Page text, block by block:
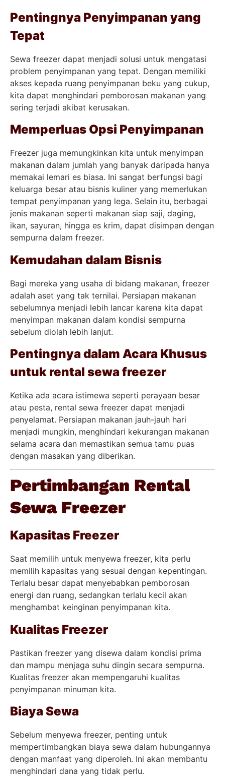
Pentingnya Penyimpanan yang
Tepat
Sewa freezer dapat menjadi solusi untuk mengatasi
problem penyimpanan yang tepat. Dengan memiliki
akses kepada ruang penyimpanan beku yang cukup,
kita dapat menghindari pemborosan makanan yang
sering terjadi akibat kerusakan.
Memperluas Opsi Penyimpanan
Freezer juga memungkinkan kita untuk menyimpan
makanan dalam jumlah yang banyak daripada hanya
memakai lemari es biasa. Ini sangat berfungsi bagi
keluarga besar atau bisnis kuliner yang memerlukan
tempat penyimpanan yang lega. Selain itu, berbagai
jenis makanan seperti makanan siap saji, daging,
ikan, sayuran, hingga es krim, dapat disimpan dengan
sempurna dalam freezer.
Kemudahan dalam Bisnis
Bagi mereka yang usaha di bidang makanan, freezer
adalah aset yang tak ternilai. Persiapan makanan
sebelumnya menjadi lebih lancar karena kita dapat
menyimpan makanan dalam kondisi sempurna
sebelum diolah lebih lanjut.
Pentingnya dalam Acara Khusus
untuk rental sewa freezer
Ketika ada acara istimewa seperti perayaan besar
atau pesta, rental sewa freezer dapat menjadi
penyelamat. Persiapan makanan jauh-jauh hari
menjadi mungkin, menghindari kekurangan makanan
selama acara dan memastikan semua tamu puas
dengan masakan yang diberikan.
Pertimbangan Rental
Sewa Freezer
Kapasitas Freezer
Saat memilih untuk menyewa freezer, kita perlu
memilih kapasitas yang sesuai dengan kepentingan.
Terlalu besar dapat menyebabkan pemborosan
energi dan ruang, sedangkan terlalu kecil akan
menghambat keinginan penyimpanan kita.
Kualitas Freezer
Pastikan freezer yang disewa dalam kondisi prima
dan mampu menjaga suhu dingin secara sempurna.
Kualitas freezer akan mempengaruhi kualitas
penyimpanan minuman kita.
Biaya Sewa
Sebelum menyewa freezer, penting untuk
mempertimbangkan biaya sewa dalam hubungannya
dengan manfaat yang diperoleh. Ini akan membantu
menghindari dana yang tidak perlu.